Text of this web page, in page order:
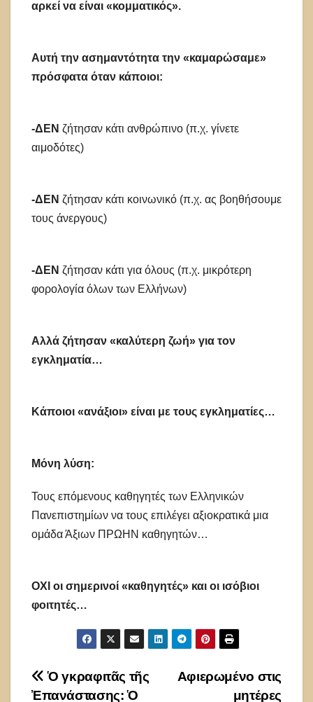
αρκεί να είναι «κομματικός».
Αυτή την ασημαντότητα την «καμαρώσαμε»
πρόσφατα όταν κάποιοι:
-ΔΕΝ ζήτησαν κάτι ανθρώπινο (π.χ. γίνετε
αιμοδότες)
-ΔΕΝ ζήτησαν κάτι κοινωνικό (π.χ. ας βοηθήσουμε
τους άνεργους)
-ΔΕΝ ζήτησαν κάτι για όλους (π.χ. μικρότερη
φορολογία όλων των Ελλήνων)
Αλλά ζήτησαν «καλύτερη ζωή» για τον
εγκληματία…
Κάποιοι «ανάξιοι» είναι με τους εγκληματίες…
Μόνη λύση:
Τους επόμενους καθηγητές των Ελληνικών
Πανεπιστημίων να τους επιλέγει αξιοκρατικά μια
ομάδα Άξιων ΠΡΩΗΝ καθηγητών…
ΟΧΙ οι σημερινοί «καθηγητές» και οι ισόβιοι
φοιτητές…
Πλοήγηση
Αφιερωμένο στις
μητέρες
Ὁ γκραφιτᾶς τῆς
Ἐπανάστασης: Ὁ